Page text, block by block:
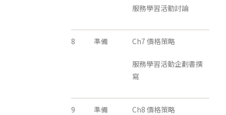
服務學習活動討論
8 準備 Ch7 價格策略
服務學習活動企劃書撰
寫
9 準備 Ch8 價格策略